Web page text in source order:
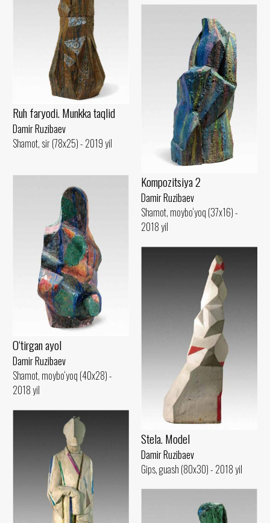
Ruh faryodi. Munkka taqlid
Damir Ruzibaev
Shamot, sir (78x25) - 2019 yil
Kompozitsiya 2
Damir Ruzibaev
Shamot, moybo‘yoq (37x16) -
2018 yil
O‘tirgan ayol
Damir Ruzibaev
Shamot, moybo‘yoq (40x28) -
2018 yil
Stela. Model
Damir Ruzibaev
Gips, guash (80x30) - 2018 yil